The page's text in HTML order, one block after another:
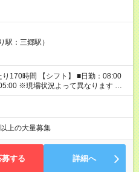
＋夜勤で 1
:+:-:+:-:+:- ■選べる支払い方
全額』手渡しです♪ ■残業手当
警備2級など 【試用期間】
駅：三郷駅）
170時間 【シフト】 ■日勤：08:00
※現場状況よって異なります ※早
～勤務OK！ ☆現場
保証！ ☆ご希望の方は「日勤＋夜
：20:00～05:00 ※現場状況よって異
8時間勤務もあり ☆週3～勤務
も日給全額保証！ ☆ご希望の方は
上の大量募集
募する 詳細へ